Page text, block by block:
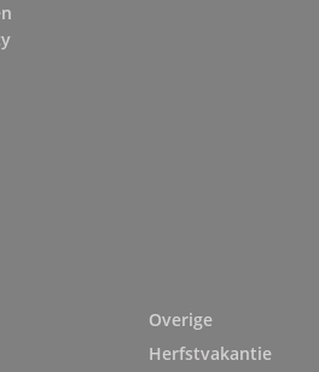
Overige
Herfstvakantie